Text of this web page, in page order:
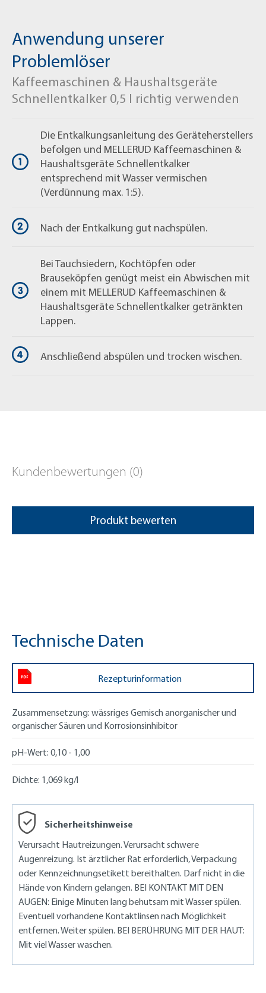
Fragen zum Produkt?
+49 (0) 2163 / 950 90 999
shop@mellerud.de
Anwendung unserer
Problemlöser
Kaffeemaschinen & Haushaltsgeräte
Schnellentkalker 0,5 l richtig verwenden
Die Entkalkungsanleitung des Geräteherstellers
befolgen und MELLERUD Kaffeemaschinen &
Haushaltsgeräte Schnellentkalker
entsprechend mit Wasser vermischen
(Verdünnung max. 1:5).
Nach der Entkalkung gut nachspülen.
Bei Tauchsiedern, Kochtöpfen oder
Brauseköpfen genügt meist ein Abwischen mit
einem mit MELLERUD Kaffeemaschinen &
Haushaltsgeräte Schnellentkalker getränkten
Lappen.
Anschließend abspülen und trocken wischen.
Kundenbewertungen (0)
Produkt bewerten
Technische Daten
Rezepturinformation
Zusammensetzung: wässriges Gemisch anorganischer und
organischer Säuren und Korrosionsinhibitor
pH-Wert: 0,10 - 1,00
Dichte: 1,069 kg/l
Sicherheitshinweise
Verursacht Hautreizungen. Verursacht schwere
Augenreizung. Ist ärztlicher Rat erforderlich, Verpackung
oder Kennzeichnungsetikett bereithalten. Darf nicht in die
Hände von Kindern gelangen. BEI KONTAKT MIT DEN
AUGEN: Einige Minuten lang behutsam mit Wasser spülen.
Eventuell vorhandene Kontaktlinsen nach Möglichkeit
entfernen. Weiter spülen. BEI BERÜHRUNG MIT DER HAUT:
Mit viel Wasser waschen.